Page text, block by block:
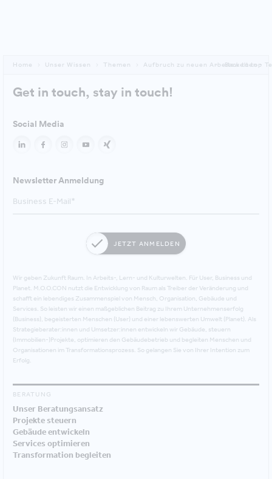
Home Unser Wissen Themen Aufbruch zu neuen Arbeitswelten -
Back to top
Get in touch, stay in touch!
Social Media
Newsletter Anmeldung
JETZT ANMELDEN
Wir geben Zukunft Raum. In Arbeits-, Lern- und Kulturwelten. Für User, Business und
Planet. M.O.O.CON nutzt die Entwicklung von Raum als Treiber der Veränderung und
schafft ein lebendiges Zusammenspiel von Mensch, Organisation, Gebäude und
Services. So leisten wir einen maßgeblichen Beitrag zu Ihrem Unternehmenserfolg
(Business), begeisterten Menschen (User) und einer lebenswerten Umwelt (Planet). Als
Strategieberater:innen und Umsetzer:innen entwickeln wir Gebäude, steuern
(Immobilien-)Projekte, optimieren den Gebäudebetrieb und begleiten Menschen und
Organisationen im Transformationsprozess. So gelangen Sie von Ihrer Intention zum
Erfolg.
BERATUNG
Unser Beratungsansatz
Projekte steuern
Gebäude entwickeln
Services optimieren
Transformation begleiten